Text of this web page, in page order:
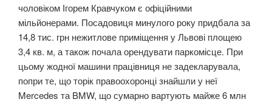
чоловіком Ігорем Кравчуком є офіційними
мільйонерами. Посадовиця минулого року придбала за
14,8 тис. грн нежитлове приміщення у Львові площею
3,4 кв. м, а також почала орендувати паркомісце. При
цьому жодної машини працівниця не задекларувала,
попри те, що торік правоохоронці знайшли у неї
Mercedes та BMW, що сумарно вартують майже 6 млн